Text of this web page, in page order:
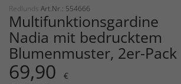
Redlunds Art.Nr.: 554666
Multifunktionsgardine
Nadia mit bedrucktem
Blumenmuster, 2er-Pack
69,90 €